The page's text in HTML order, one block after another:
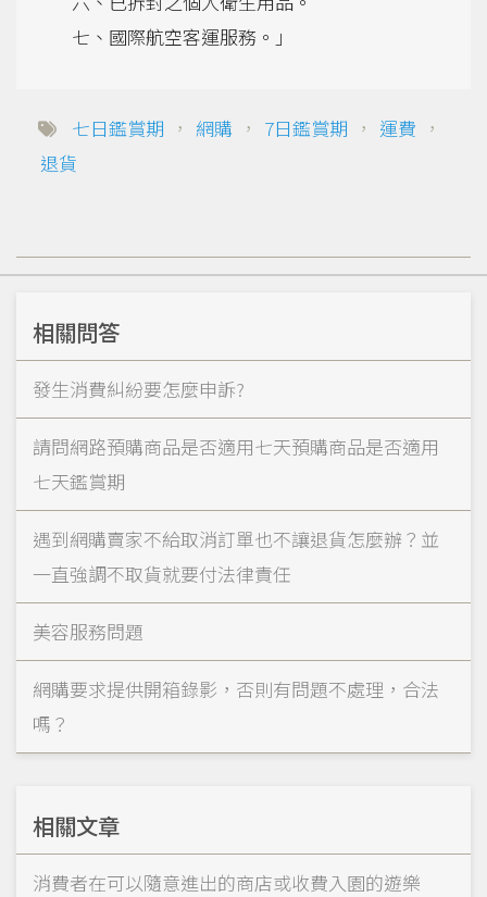
七、國際航空客運服務。」
七日鑑賞期 ， 網購 ， 7日鑑賞期 ， 運費 ，
退貨
相關問答
發生消費糾紛要怎麼申訴?
請問網路預購商品是否適用七天預購商品是否適用
七天鑑賞期
遇到網購賣家不給取消訂單也不讓退貨怎麼辦？並
一直強調不取貨就要付法律責任
美容服務問題
網購要求提供開箱錄影，否則有問題不處理，合法
嗎？
相關文章
消費者在可以隨意進出的商店或收費入園的遊樂